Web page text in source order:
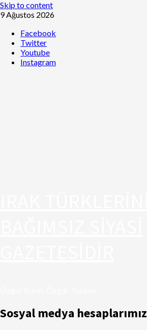
Skip to content
9 Ağustos 2026
Facebook
Twitter
Youtube
Instagram
Sosyal medya hesaplarımız